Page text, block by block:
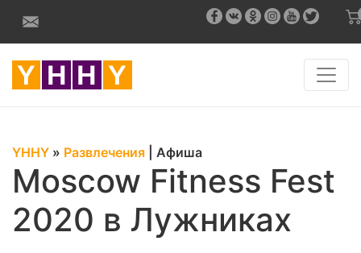
YHHY » Развлечения Афиша
Moscow Fitness Fest
2020 в Лужниках